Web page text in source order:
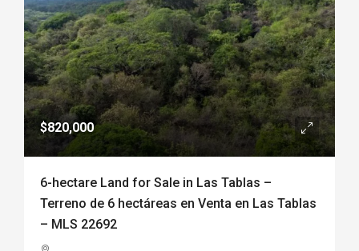
$820,000
6-hectare Land for Sale in Las Tablas –
Terreno de 6 hectáreas en Venta en Las Tablas
– MLS 22692